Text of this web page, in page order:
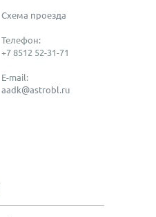
Схема проезда
Телефон:
+7 8512 52-31-71
E-mail:
aadk@astrobl.ru